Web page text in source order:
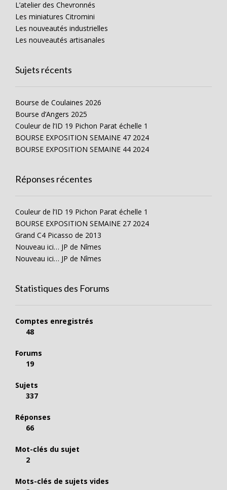
L’atelier des Chevronnés
Les miniatures Citromini
Les nouveautés industrielles
Les nouveautés artisanales
Sujets récents
Bourse de Coulaines 2026
Bourse d’Angers 2025
Couleur de l’ID 19 Pichon Parat échelle 1
BOURSE EXPOSITION SEMAINE 47 2024
BOURSE EXPOSITION SEMAINE 44 2024
Réponses récentes
Couleur de l’ID 19 Pichon Parat échelle 1
BOURSE EXPOSITION SEMAINE 27 2024
Grand C4 Picasso de 2013
Nouveau ici… JP de Nîmes
Nouveau ici… JP de Nîmes
Statistiques des Forums
Comptes enregistrés
48
Forums
19
Sujets
337
Réponses
66
Mot-clés du sujet
2
Mots-clés de sujets vides